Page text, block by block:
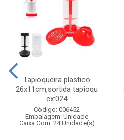
Tapioqueira plastico
26x11cm,sortida tapioqu
cx:024
Código: 006452
Embalagem: Unidade
Caixa Com: 24 Unidade(s)